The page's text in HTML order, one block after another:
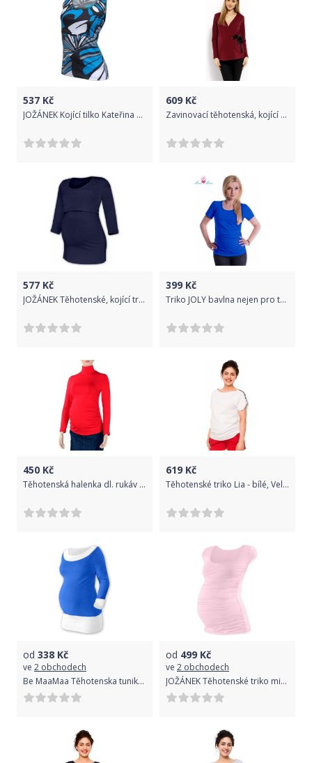
537 Kč
JOŽÁNEK Kojící tilko Kateřina se vzorem - černo,modrá, Velikosti těh. moda S/M
609 Kč
Zavinovací těhotenská, kojící halenka - bordo
577 Kč
JOŽÁNEK Těhotenské, kojící triko 3/4 rukáv Kateřina - tm. modrá, Velikosti těh. moda M/L
399 Kč
Triko JOLY bavlna nejen pro těhotné - tm.modré, Velikosti těh. moda S/M
450 Kč
Těhotenská halenka dl. rukáv ZOLA červená
619 Kč
Těhotenské triko Lia - bílé, Velikosti těh. moda XS (32-34)
od 338 Kč
ve 2 obchodech
Be MaaMaa Těhotenska tunika DUO - modrá/bílá
od 499 Kč
ve 2 obchodech
JOŽÁNEK Těhotenské triko mini rukáv JOHANKA - světle růžová